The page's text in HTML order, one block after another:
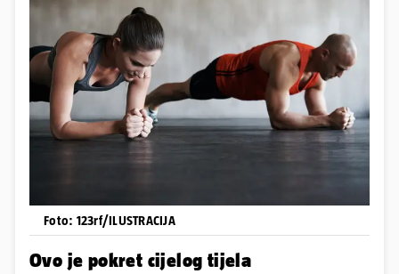
Foto: 123rf/ILUSTRACIJA
Ovo je pokret cijelog tijela